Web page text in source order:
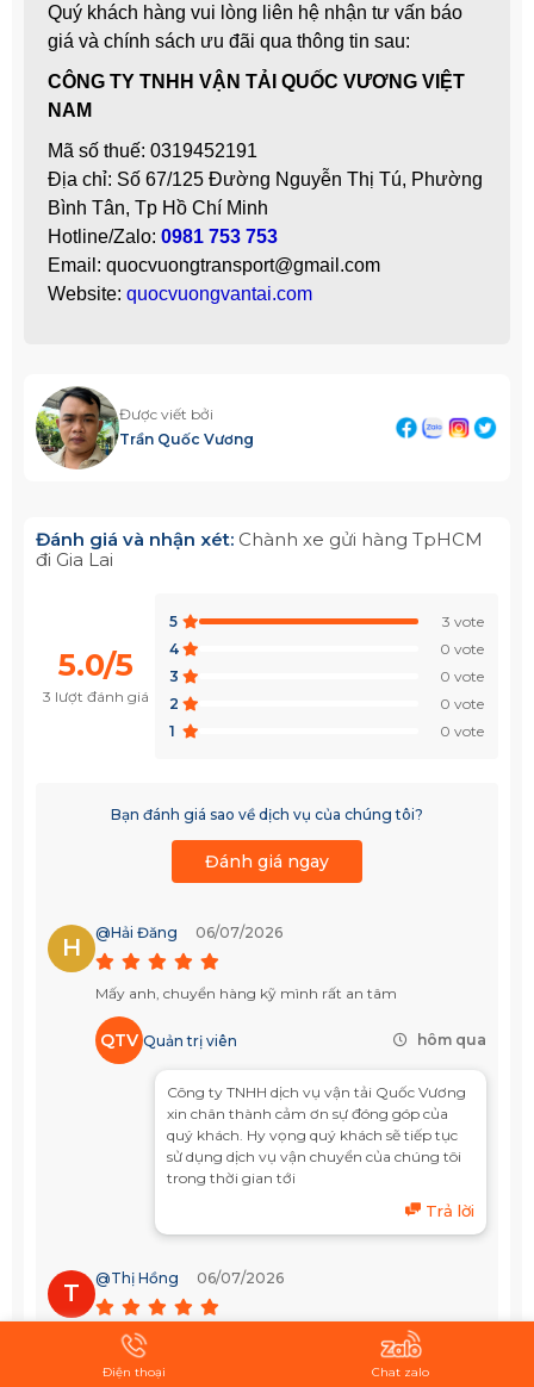
Quý khách hàng vui lòng liên hệ nhận tư vấn báo
giá và chính sách ưu đãi qua thông tin sau:
CÔNG TY TNHH VẬN TẢI QUỐC VƯƠNG VIỆT
NAM
Mã số thuế: 0319452191
Địa chỉ: Số 67/125 Đường Nguyễn Thị Tú, Phường
Bình Tân, Tp Hồ Chí Minh
Hotline/Zalo: 0981 753 753
Email: quocvuongtransport@gmail.com
Website: quocvuongvantai.com
Được viết bởi
Trần Quốc Vương
Đánh giá và nhận xét: Chành xe gửi hàng TpHCM
đi Gia Lai
5.0/5
3 lượt đánh giá
5
3 vote
4
0 vote
3
0 vote
2
0 vote
1
0 vote
Bạn đánh giá sao về dịch vụ của chúng tôi?
Đánh giá ngay
H
@Hải Đăng 06/07/2026
Mấy anh, chuyển hàng kỹ mình rất an tâm
QTV Quản trị viên hôm qua
Công ty TNHH dịch vụ vận tải Quốc Vương
xin chân thành cảm ơn sự đóng góp của
quý khách. Hy vọng quý khách sẽ tiếp tục
sử dụng dịch vụ vận chuyển của chúng tôi
trong thời gian tới
Trả lời
T
@Thị Hồng 06/07/2026
Mấy anh chuyển hàng dễ thương, hàng giao đúng hẹn
Điện thoại Chat zalo